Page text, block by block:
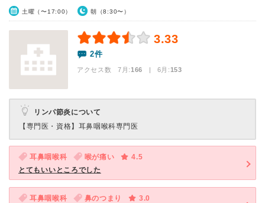
土曜（〜17:00） 朝（8:30〜）
3.33
2件
アクセス数 7月:166 | 6月:153
リンパ節炎について
【専門医・資格】 耳鼻咽喉科専門医
耳鼻咽喉科 喉が痛い
4.5
とてもいいところでした
耳鼻咽喉科 鼻のつまり
3.0